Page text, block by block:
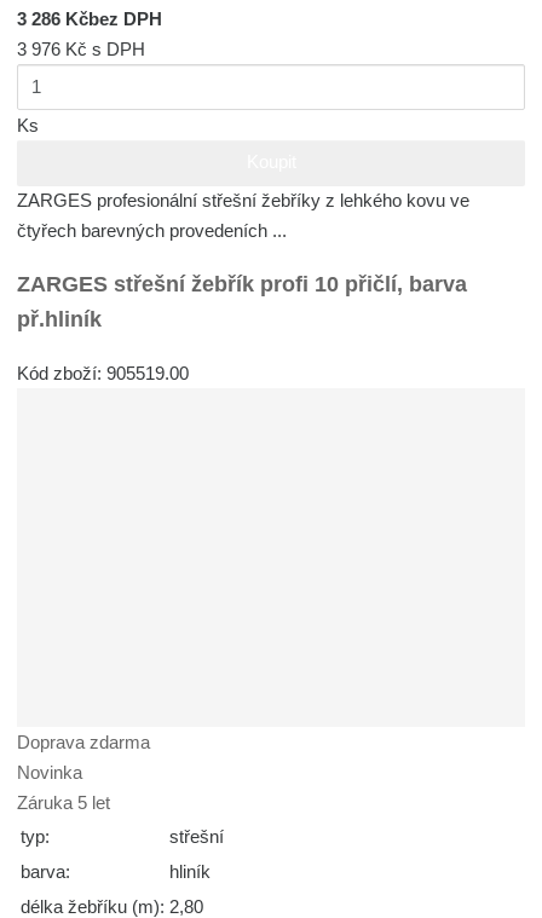
3 286 Kčbez DPH
3 976 Kčs DPH
Ks
ZARGES profesionální střešní žebříky z lehkého kovu ve
čtyřech barevných provedeních ...
ZARGES střešní žebřík profi 10 přičlí, barva
př.hliník
Kód zboží: 905519.00
Doprava zdarma
Novinka
Záruka 5 let
typ:
střešní
barva:
hliník
délka žebříku (m): 2,80